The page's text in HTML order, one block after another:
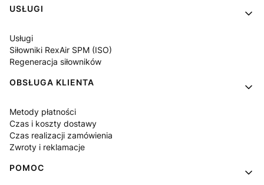
USŁUGI
Usługi
Siłowniki RexAir SPM (ISO)
Regeneracja siłowników
OBSŁUGA KLIENTA
Metody płatności
Czas i koszty dostawy
Czas realizacji zamówienia
Zwroty i reklamacje
POMOC